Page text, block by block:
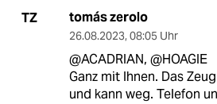
TZ tomás zerolo
26.08.2023, 08:05 Uhr
@ACADRIAN, @HOAGIE
Ganz mit Ihnen. Das
und kann weg. Telefon